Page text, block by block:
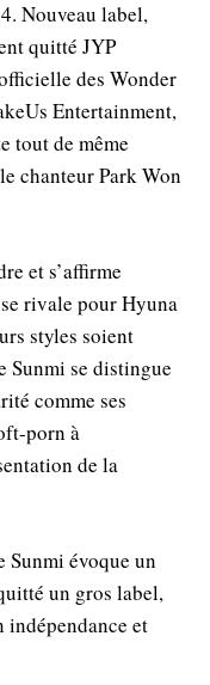
Nouveau label,
quitté JYP
des Wonder
Entertainment,
tout de même
chanteur Park Won
et s’affirme
rivale pour Hyuna
styles soient
Sunmi se distingue
comme ses
porn à
de la
Sunmi évoque un
un gros label,
indépendance et